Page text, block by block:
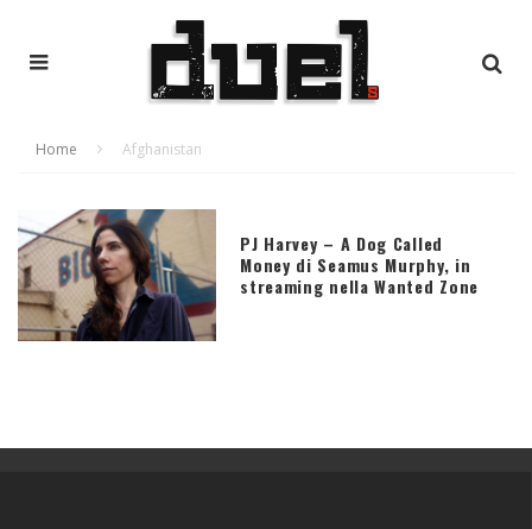
Home Afghanistan
PJ Harvey – A Dog Called
Money di Seamus Murphy, in
streaming nella Wanted Zone